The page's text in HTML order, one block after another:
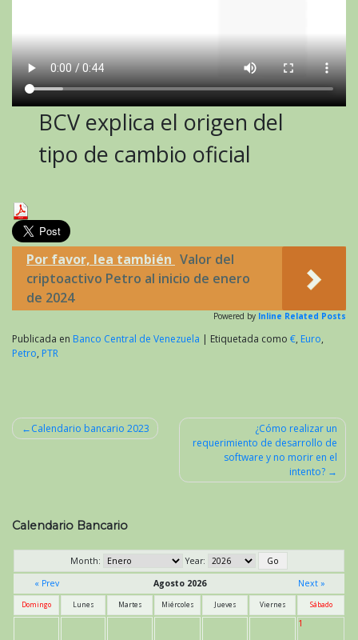
BCV explica el origen del
tipo de cambio oficial
Por favor, lea también Valor del
criptoactivo Petro al inicio de enero
de 2024
Powered by Inline Related Posts
Publicada en Banco Central de Venezuela | Etiquetada como €, Euro,
Petro, PTR
Calendario bancario 2023
¿Cómo realizar un
requerimiento de desarrollo de
software y no morir en el
intento?
Calendario Bancario
Month:
Year:
« Prev
Agosto 2026 Next »
Domingo Lunes Martes Miércoles Jueves Viernes Sábado
1